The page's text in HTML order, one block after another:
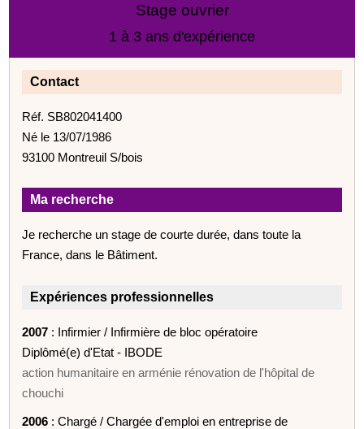
Stage ouvrier
1 à 3 ans d'expérience
Contact
Réf. SB802041400
Né le 13/07/1986
93100 Montreuil S/bois
Ma recherche
Je recherche un stage de courte durée, dans toute la
France, dans le Bâtiment.
Expériences professionnelles
2007 : Infirmier / Infirmière de bloc opératoire
Diplômé(e) d'Etat - IBODE
action humanitaire en arménie rénovation de l'hôpital de
chouchi
2006 : Chargé / Chargée d'emploi en entreprise de